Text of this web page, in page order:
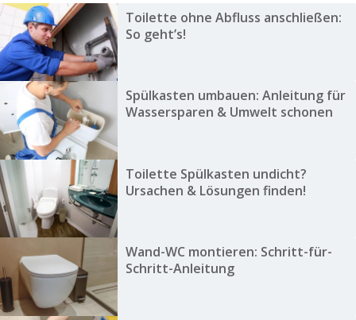
Toilette ohne Abfluss anschließen:
So geht’s!
Spülkasten umbauen: Anleitung für
Wassersparen & Umwelt schonen
Toilette Spülkasten undicht?
Ursachen & Lösungen finden!
Wand-WC montieren: Schritt-für-
Schritt-Anleitung